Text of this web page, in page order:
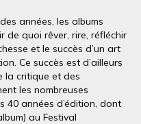
années, les albums
de quoi rêver, rire, réfléchir
et le succès d’un art
Ce succès est d’ailleurs
la critique et des
les nombreuses
40 années d’édition, dont
au Festival